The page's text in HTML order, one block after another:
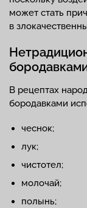
может стать
в
В рецептах
бородавками
чеснок;
лук;
чистотел;
молочай;
полынь;